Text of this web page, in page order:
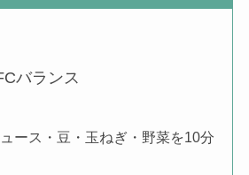
バランス
ース・豆・玉ねぎ・野菜を10分